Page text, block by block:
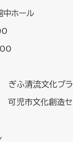
中ホール
ぎふ清流文化プラ
可児市文化創造セ